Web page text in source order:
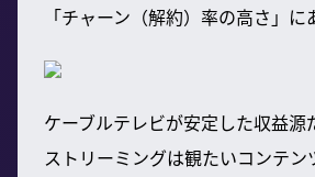
「チャーン（解約）率の高さ」に
ケーブルテレビが安定した収益源
ストリーミングは観たいコンテン